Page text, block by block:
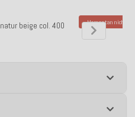
natur beige col. 400
Momentan nicht
H.O.C.K.